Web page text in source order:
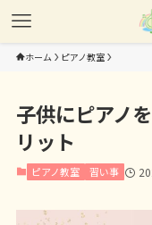
ホーム ピアノ教室
子供にピアノ
リット
ピアノ教室 習い事